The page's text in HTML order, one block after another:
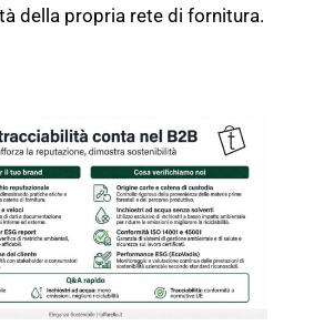
della propria rete di fornitura.